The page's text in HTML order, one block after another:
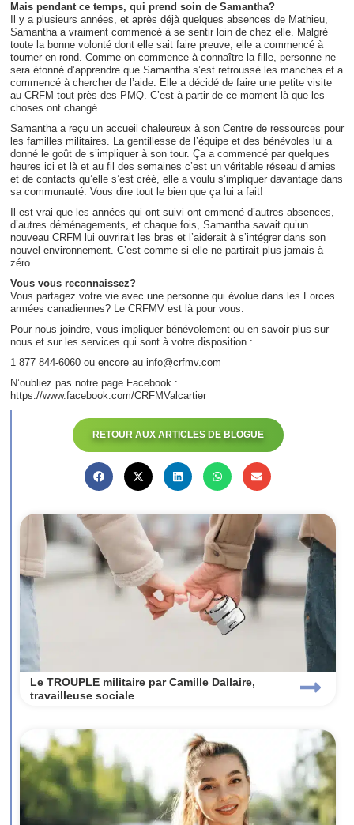
Mais pendant ce temps, qui prend soin de Samantha?
Il y a plusieurs années, et après déjà quelques absences de Mathieu,
Samantha a vraiment commencé à se sentir loin de chez elle. Malgré
toute la bonne volonté dont elle sait faire preuve, elle a commencé à
tourner en rond. Comme on commence à connaître la fille, personne ne
sera étonné d’apprendre que Samantha s’est retroussé les manches et a
commencé à chercher de l’aide. Elle a décidé de faire une petite visite
au CRFM tout près des PMQ. C’est à partir de ce moment-là que les
choses ont changé.
Samantha a reçu un accueil chaleureux à son Centre de ressources pour
les familles militaires. La gentillesse de l’équipe et des bénévoles lui a
donné le goût de s’impliquer à son tour. Ça a commencé par quelques
heures ici et là et au fil des semaines c’est un véritable réseau d’amies
et de contacts qu’elle s’est créé, elle a voulu s’impliquer davantage dans
sa communauté. Vous dire tout le bien que ça lui a fait!
Il est vrai que les années qui ont suivi ont emmené d’autres absences,
d’autres déménagements, et chaque fois, Samantha savait qu’un
nouveau CRFM lui ouvrirait les bras et l’aiderait à s’intégrer dans son
nouvel environnement. C’est comme si elle ne partirait plus jamais à
zéro.
Vous vous reconnaissez?
Vous partagez votre vie avec une personne qui évolue dans les Forces
armées canadiennes? Le CRFMV est là pour vous.
Pour nous joindre, vous impliquer bénévolement ou en savoir plus sur
nous et sur les services qui sont à votre disposition :
1 877 844-6060 ou encore au info@crfmv.com
N’oubliez pas notre page Facebook :
https://www.facebook.com/CRFMValcartier
RETOUR AUX ARTICLES DE BLOGUE
Le TROUPLE militaire par Camille Dallaire,
travailleuse sociale